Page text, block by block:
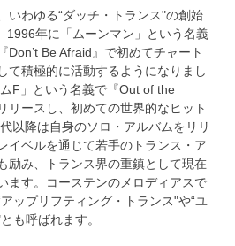
いわゆる“ダッチ・トランス"の創始
1996年に「ムーンマン」という名義
Don’t Be Afraid』で初めてチャート
て積極的に活動するようになりまし
F」という名義で『Out of the
リースし、初めての世界的なヒット
以降は自身のソロ・アルバムをリリ
イベルを通じて若手のトランス・ア
励み、トランス界の重鎮として現在
ます。コーステンのメロディアスで
ップリフティング・トランス"や“ユ
も呼ばれます。